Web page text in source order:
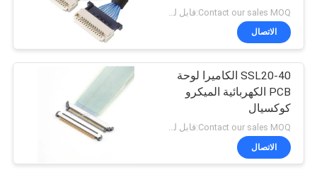
المجهري
الاتصال
SSL20-40 الكاميرا لوحة
PCB الكهربائية الميكرو
كوكسيال
Contact our sales MOQ:قابل للتفاوض
الاتصال